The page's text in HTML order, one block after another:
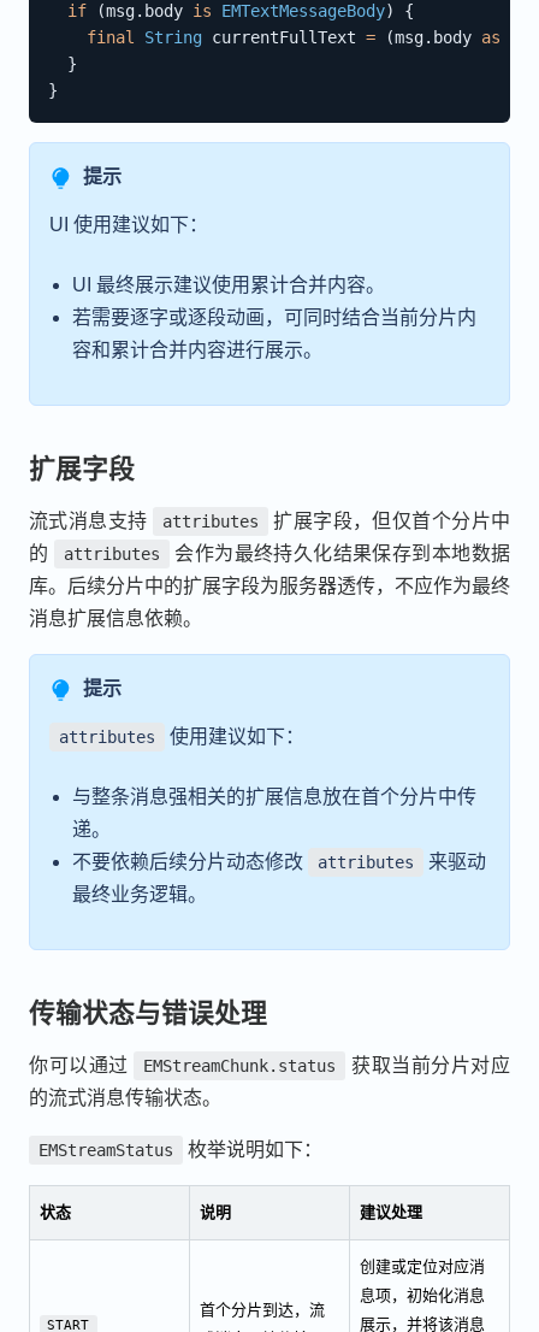
if (msg. body is EMTextMessageBody)
{
final
String currentFullText = (msg. body as
}
}
提示
UI 使用建议如下：
UI 最终展示建议使用累计合并内容。
若需要逐字或逐段动画，可同时结合当前分片内
容和累计合并内容进行展示。
扩展字段
流式消息支持 attributes
扩展字段，但仅首个分片中
的
attributes
会作为最终持久化结果保存到本地数据
库。后续分片中的扩展字段为服务器透传，不应作为最终
消息扩展信息依赖。
提示
attributes 使用建议如下：
与整条消息强相关的扩展信息放在首个分片中传
递。
不要依赖后续分片动态修改
attributes
来驱动
最终业务逻辑。
传输状态与错误处理
你可以通过 EMStreamChunk.status
获取当前分片对应
的流式消息传输状态。
EMStreamStatus 枚举说明如下：
状态 说明 建议处理
START
首个分片到达，流
创建或定位对应消
息项，初始化消息
展示，并将该消息